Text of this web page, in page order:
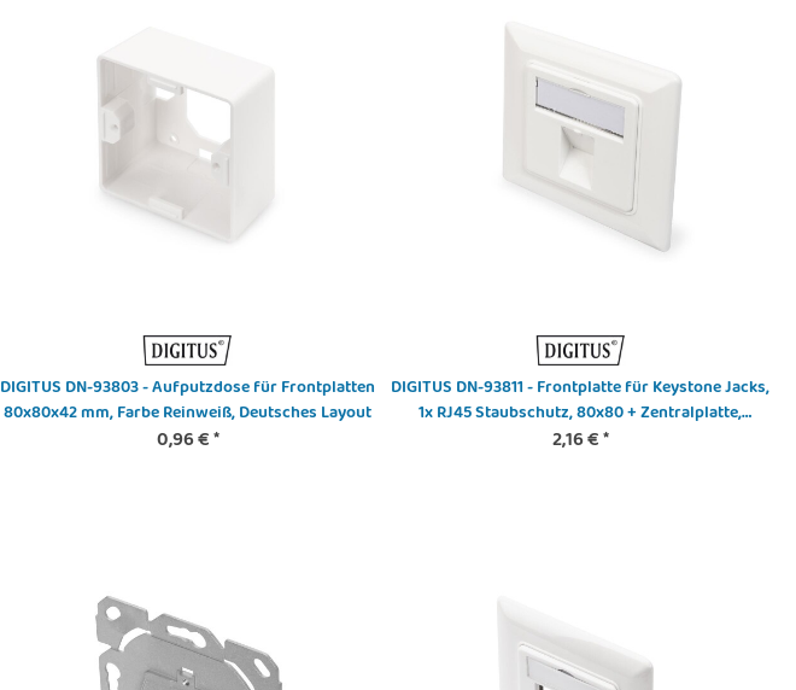
DIGITUS DN-93803 - Aufputzdose für Frontplatten
80x80x42 mm, Farbe Reinweiß, Deutsches Layout
0,96 €*
DIGITUS DN-93811 - Frontplatte für Keystone Jacks,
1x RJ45 Staubschutz, 80x80 + Zentralplatte,
reinweiß,
2,16 €*